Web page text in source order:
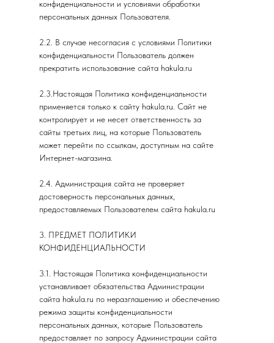
конфиденциальности и условиями обработки
персональных данных Пользователя.
2.2. В случае несогласия с условиями Политики
конфиденциальности Пользователь должен
прекратить использование сайта hakula.ru
2.3.Настоящая Политика конфиденциальности
применяется только к сайту hakula.ru. Сайт не
контролирует и не несет ответственность за
сайты третьих лиц, на которые Пользователь
может перейти по ссылкам, доступным на сайте
Интернет-магазина.
2.4. Администрация сайта не проверяет
достоверность персональных данных,
предоставляемых Пользователем сайта hakula.ru
3. ПРЕДМЕТ ПОЛИТИКИ
КОНФИДЕНЦИАЛЬНОСТИ
3.1. Настоящая Политика конфиденциальности
устанавливает обязательства Администрации
сайта hakula.ru по неразглашению и обеспечению
режима защиты конфиденциальности
персональных данных, которые Пользователь
предоставляет по запросу Администрации сайта